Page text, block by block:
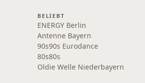
BELIEBT
ENERGY Berlin
Antenne Bayern
90s90s Eurodance
80s80s
Oldie Welle Niederbayern